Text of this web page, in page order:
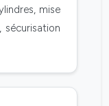
mise
sécurisation